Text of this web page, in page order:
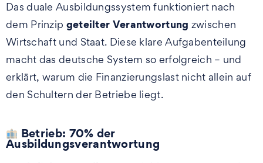
Das duale Ausbildungssystem funktioniert nach
dem Prinzip geteilter Verantwortung zwischen
Wirtschaft und Staat. Diese klare Aufgabenteilung
macht das deutsche System so erfolgreich – und
erklärt, warum die Finanzierungslast nicht allein auf
den Schultern der Betriebe liegt.
Betrieb: 70% der
Ausbildungsverantwortung